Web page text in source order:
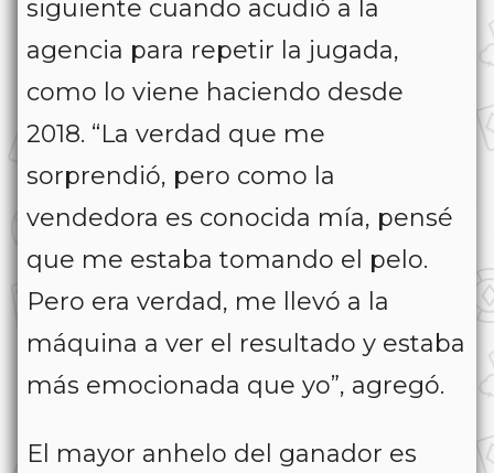
siguiente cuando acudió a la
agencia para repetir la jugada,
como lo viene haciendo desde
2018. “La verdad que me
sorprendió, pero como la
vendedora es conocida mía, pensé
que me estaba tomando el pelo.
Pero era verdad, me llevó a la
máquina a ver el resultado y estaba
más emocionada que yo”, agregó.
El mayor anhelo del ganador es